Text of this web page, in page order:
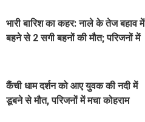
भारी बारिश का कहर: नाले के तेज बहाव में
बहने से 2 सगी बहनों की मौत; परिजनों में
कैंची धाम दर्शन को आए युवक की नदी में
डूबने से मौत, परिजनों में मचा कोहराम